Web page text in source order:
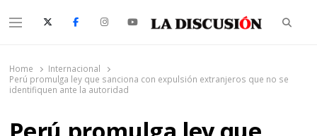
Menu
Home
Internacional
Perú promulga ley que sanciona con expulsión extranjeros que no se
identifiquen ante la autoridad